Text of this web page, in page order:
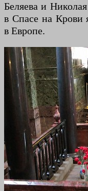
Беляева и
в Спасе на Крови
в Европе.